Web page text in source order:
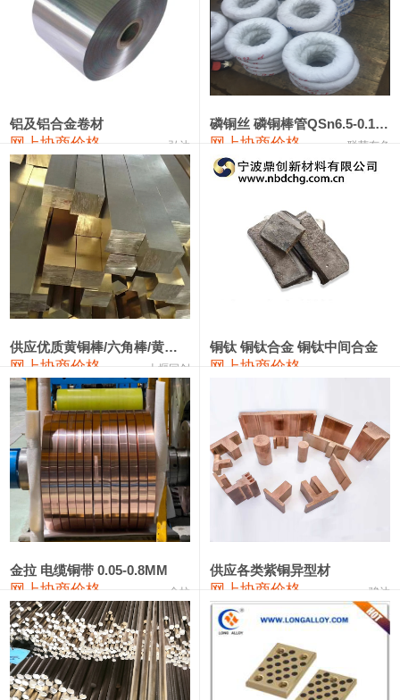
2#锑 85,000—91,000 88,000 1,000
1#镁 17,000—18,000 17,500 0
18,900—19,100 19,000 100
1#电解锰(99.7%袋装) 18,000—18,200 18,100 100
1#铬 60,000—82,000
553#硅 9,300—9,500
441#硅 9,600—9,800 9,700
3303#硅 10,300—10,500 10,400
2202#硅 14,100—14,300
金属硅3303#-2202# 10,400—14,200 12,300 0
漆包线 111,970—115,970 113,970
磷铜合金 110,800—117,600 114,200 400
无氧铜丝(硬) 109,710—110,010 109,860
R410A专用紫铜管 113,700—113,700
铸造铝合金锭(A380） 26,300—26,500 26,400 100
铝合金ADC12 24,200—24,400 100
铸造铝合金锭(ZL102) 24,300—24,500 24,400
铝及铝合金卷材
网上协商价格 弘达
磷铜丝 磷铜棒管QSn6.5-0.1 7-0.2 8-0.3
网上协商价格 联荣有色
供应优质黄铜棒/六角棒/黄铜方板
网上协商价格 十堰同创
铜钛 铜钛合金 铜钛中间合金
网上协商价格
金拉 电缆铜带 0.05-0.8MM
网上协商价格 金拉
供应各类紫铜异型材
网上协商价格 骏达